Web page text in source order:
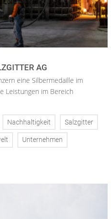
AG
eine Silbermedaille im
Leistungen im Bereich
Nachhaltigkeit Salzgitter
Unternehmen